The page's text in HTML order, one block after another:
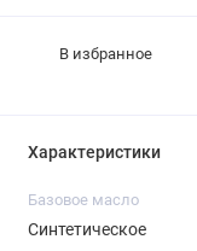
В избранное
Характеристики
Базовое масло
Синтетическое